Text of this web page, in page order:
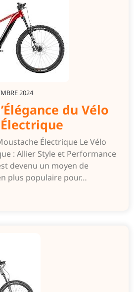
2024
du Vélo
Électrique Le Vélo
: Allier Style et Performance
devenu un moyen de
plus populaire pour…